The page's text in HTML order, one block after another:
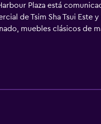
Plaza está
de Tsim Sha Tsui Este
muebles clásicos de
dispone de piscina
un abundante desayuno